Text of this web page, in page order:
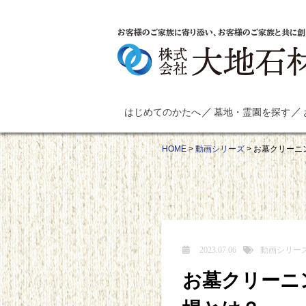
お客様のご家族に寄り添い、お客様のご家族と共に
はじめてのかたへ 墓地・霊園を探す
HOME>動画シリーズ>お墓クリーニ
2023.07.06 動画シリー
お墓クリー